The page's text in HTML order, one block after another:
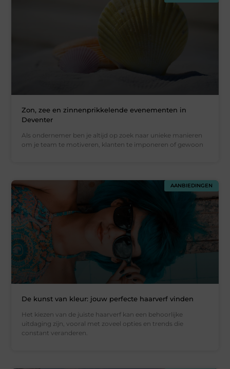
Zon, zee en zinnenprikkelende evenementen in
Deventer
Als ondernemer ben je altijd op zoek naar unieke manieren
om je team te motiveren, klanten te imponeren of gewoon
AANBIEDINGEN
De kunst van kleur: jouw perfecte haarverf vinden
Het kiezen van de juiste haarverf kan een behoorlijke
uitdaging zijn, vooral met zoveel opties en trends die
constant veranderen.